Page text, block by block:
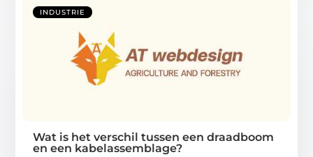
INDUSTRIE
Wat is het verschil tussen een draadboom
en een kabelassemblage?